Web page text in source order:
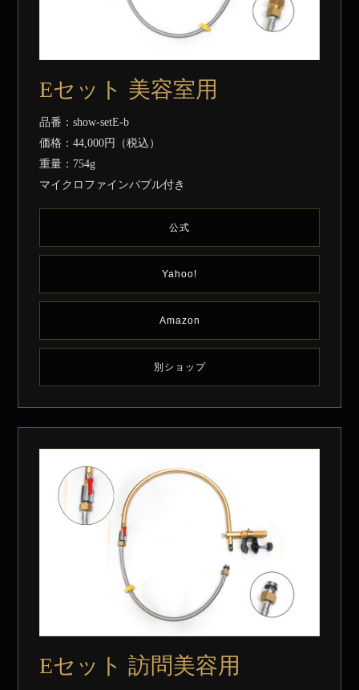
Eセット 美容室用
品番：show-setE-b
価格：44,000円（税込）
重量：754g
マイクロファインバブル付き
公式
Yahoo!
Amazon
別ショップ
Eセット 訪問美容用